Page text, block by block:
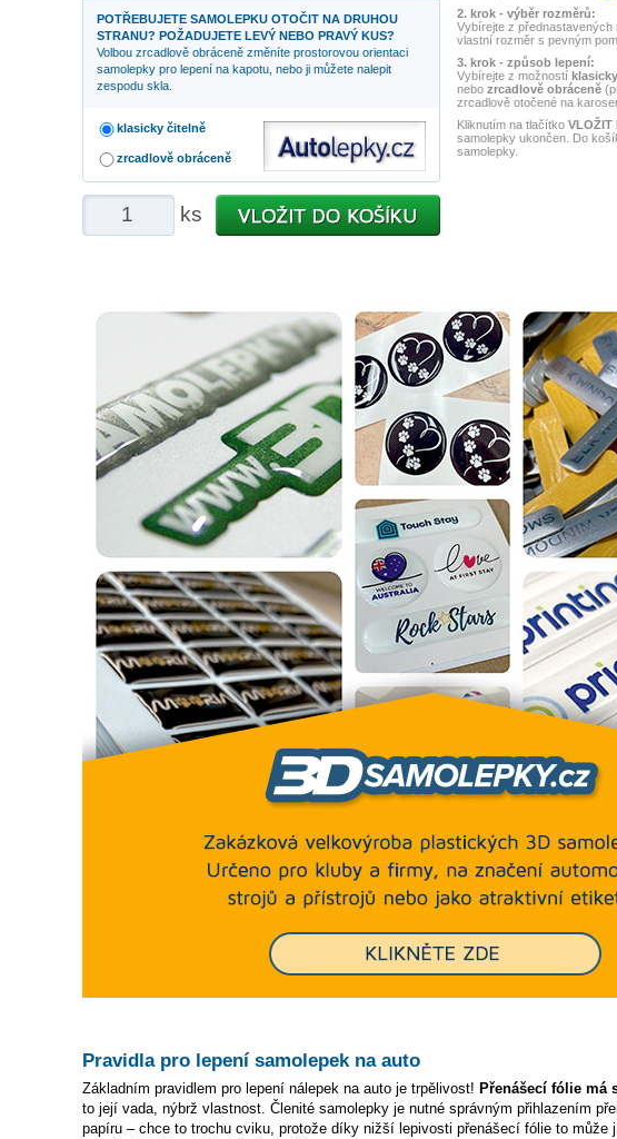
2. krok - výběr rozměrů:
Vybírejte z
vlastní rozměr s pevným
3. krok - způsob lepení:
Vybírejte z možností
nebo zrcadlově obráceně
zrcadlově otočené na
Kliknutím na tlačítko VLOŽIT
samolepky ukončen. Do
samolepky.
POTŘEBUJETE SAMOLEPKU OTOČIT NA DRUHOU
STRANU? POŽADUJETE LEVÝ NEBO PRAVÝ KUS?
Volbou zrcadlově obráceně změníte prostorovou orientaci
samolepky pro lepení na kapotu, nebo ji můžete nalepit
zespodu skla.
klasicky čitelně
zrcadlově obráceně
ks
Pravidla pro lepení samolepek na auto
Základním pravidlem pro lepení nálepek na auto je trpělivost! Přenášecí fólie má
to její vada, nýbrž vlastnost. Členité samolepky je nutné správným přihlazením
papíru – chce to trochu cviku, protože díky nižší lepivosti přenášecí fólie to může